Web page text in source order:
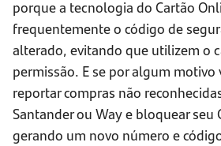
porque a tecnologia do Cartão
frequentemente o código de
alterado, evitando que utilizem o
permissão. E se por algum motivo
reportar compras não
Santander ou Way e bloquear seu
gerando um novo número e